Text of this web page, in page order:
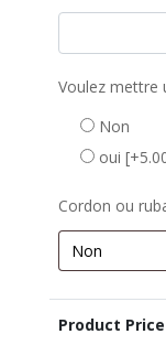
Voulez mettre
Non
oui
Cordon ou
Product Price